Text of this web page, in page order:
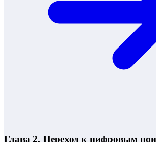
Глава 2. Переход к цифровым